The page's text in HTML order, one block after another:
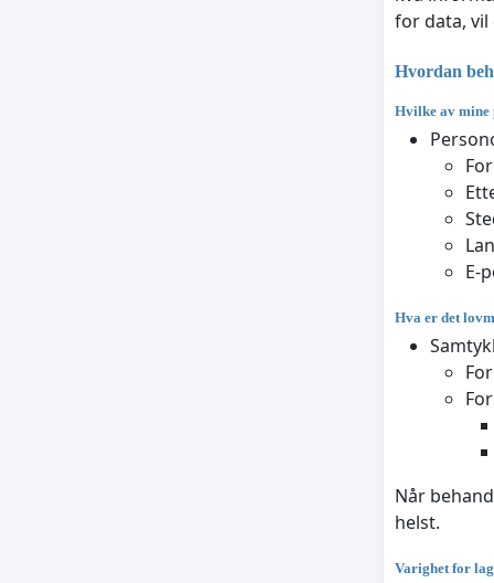
for data, vil
Hvordan
Hvilke av mine
E-
Hva er det
Når
helst.
Varighet for